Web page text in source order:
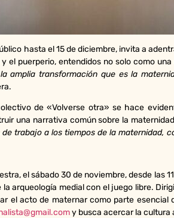
hasta el 15 de diciembre, invita a
el puerperio, entendidos no solo como
amplia transformación que es la
de «Volverse otra» se hace
una narrativa común sobre la
trabajo a los tiempos de la maternidad,
el sábado 30 de noviembre, desde las
la arqueología medial con el juego libre.
el acto de maternar como parte
y busca acercar la cultura